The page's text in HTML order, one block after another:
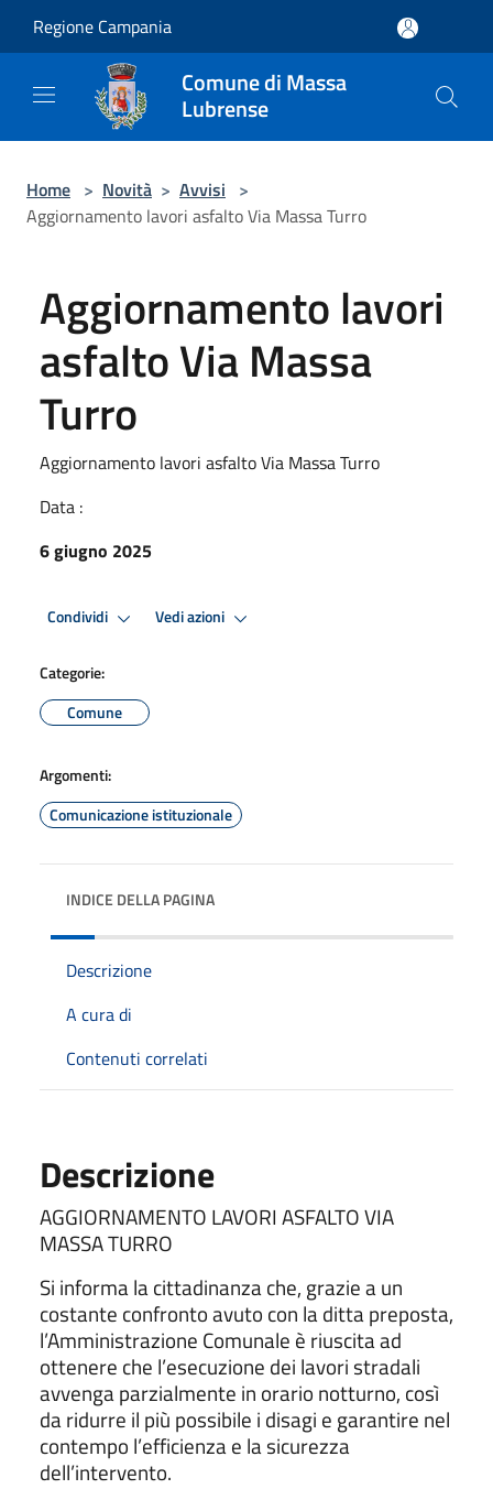
Regione Campania
Comune di Massa
Lubrense
Home > Novità > Avvisi >
Aggiornamento lavori asfalto Via Massa Turro
Aggiornamento lavori
asfalto Via Massa
Turro
Aggiornamento lavori asfalto Via Massa Turro
Data :
6 giugno 2025
Condividi Vedi azioni
Categorie:
Comune
Argomenti:
Comunicazione istituzionale
INDICE DELLA PAGINA
Descrizione
A cura di
Contenuti correlati
Descrizione
AGGIORNAMENTO LAVORI ASFALTO VIA
MASSA TURRO
Si informa la cittadinanza che, grazie a un
costante confronto avuto con la ditta preposta,
l’Amministrazione Comunale è riuscita ad
ottenere che l’esecuzione dei lavori stradali
avvenga parzialmente in orario notturno, così
da ridurre il più possibile i disagi e garantire nel
contempo l’efficienza e la sicurezza
dell’intervento.